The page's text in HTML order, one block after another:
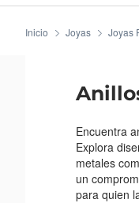
Inicio Joyas Joyas
Encuentra
Explora
metales
un
para quien